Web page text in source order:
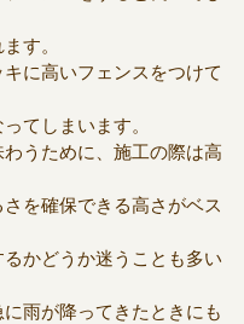
す。
に高いフェンスをつけて
てしまいます。
うために、施工の際は高
を確保できる高さがベス
かどうか迷うことも多い
雨が降ってきたときにも